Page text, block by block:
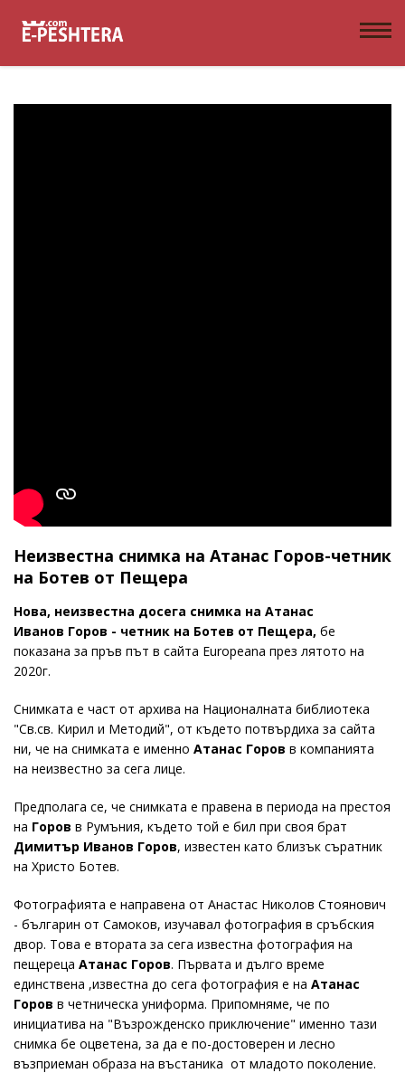
Неизвестна снимка на Атанас Горов-четник
на Ботев от Пещера
Нова, неизвестна досега снимка на Атанас
Иванов Горов - четник на Ботев от Пещера, бе
показана за пръв път в сайта Europeana през лятото на
2020г.
Снимката е част от архива на Националната библиотека
"Св.св. Кирил и Методий", от където потвърдиха за сайта
ни, че на снимката е именно Атанас Горов в компанията
на неизвестно за сега лице.
Предполага се, че снимката е правена в периода на престоя
на Горов в Румъния, където той е бил при своя брат
Димитър Иванов Горов, известен като близък съратник
на Христо Ботев.
Фотографията е направена от Анастас Николов Стоянович
- българин от Самоков, изучавал фотография в сръбския
двор. Това е втората за сега известна фотография на
пещереца Атанас Горов. Първата и дълго време
единствена ,известна до сега фотография е на Атанас
Горов в четническа униформа. Припомняме, че по
инициатива на "Възрожденско приключение" именно тази
снимка бе оцветена, за да е по-достоверен и лесно
възприеман образа на въстаника от младото поколение.